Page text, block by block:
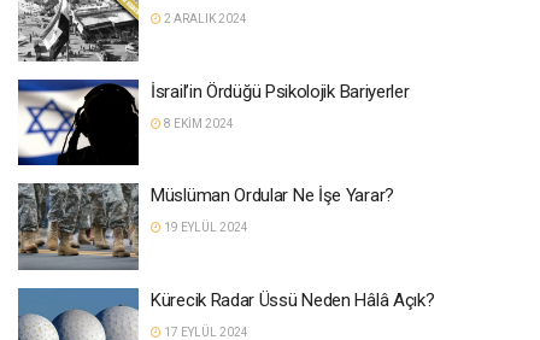
2 ARALIK 2024
İsrail’in Ördüğü Psikolojik Bariyerler
8 EKIM 2024
Müslüman Ordular Ne İşe Yarar?
19 EYLÜL 2024
Kürecik Radar Üssü Neden Hâlâ Açık?
17 EYLÜL 2024